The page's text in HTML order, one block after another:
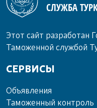
СЛУЖБА
Этот сайт разработан
Таможенной службой
СЕРВИСЫ
Объ­яв­ле­ния
Та­мо­жен­ный кон­троль